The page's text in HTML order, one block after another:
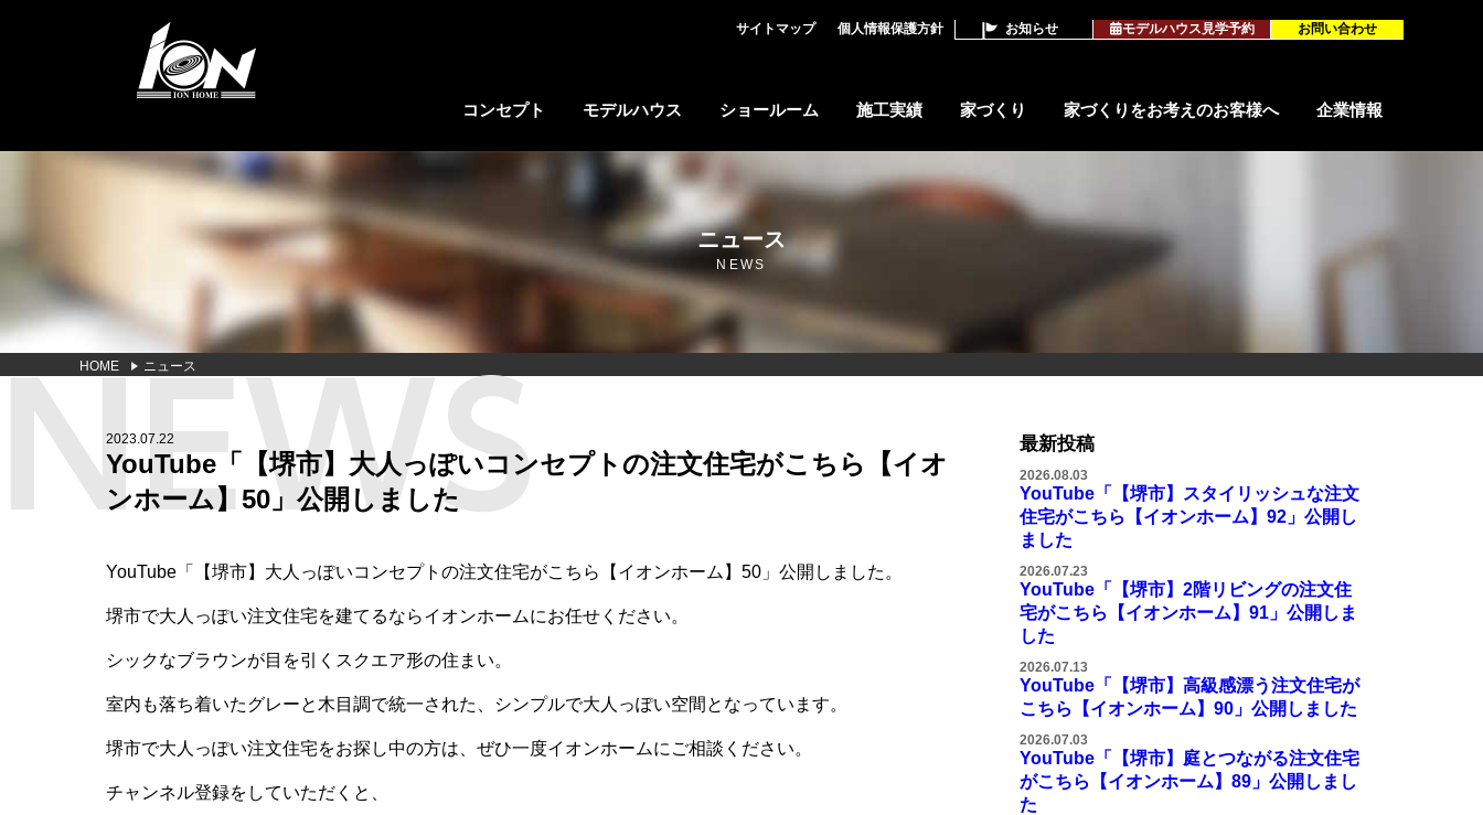
お問い合わせ
モデルハウス見学予約
お知らせ
個人情報保護方針
サイトマップ
コンセプト モデルハウス ショールーム 施工実績 家づくり
セルローズファイバー 門型フレーム工法
JIO(住宅保証） 長期優良住宅
家づくりをお考えのお客様へ
よくある質問
企業情報
代表者挨拶 個人情報保護方針
ニュース
NEWS
HOME ニュース
2023.07.22
YouTube「【堺市】大人っぽいコンセプトの注文住宅がこちら【イオ
ンホーム】50」公開しました
YouTube「【堺市】大人っぽいコンセプトの注文住宅がこちら【イオンホーム】50」公開しました。
堺市で大人っぽい注文住宅を建てるならイオンホームにお任せください。
シックなブラウンが目を引くスクエア形の住まい。
室内も落ち着いたグレーと木目調で統一された、シンプルで大人っぽい空間となっています。
堺市で大人っぽい注文住宅をお探し中の方は、ぜひ一度イオンホームにご相談ください。
チャンネル登録をしていただくと、
最新投稿
2026.08.03
YouTube「【堺市】スタイリッシュな注文
住宅がこちら【イオンホーム】92」公開し
ました
2026.07.23
YouTube「【堺市】2階リビングの注文住
宅がこちら【イオンホーム】91」公開しま
した
2026.07.13
YouTube「【堺市】高級感漂う注文住宅が
こちら【イオンホーム】90」公開しました
2026.07.03
YouTube「【堺市】庭とつながる注文住宅
がこちら【イオンホーム】89」公開しまし
た